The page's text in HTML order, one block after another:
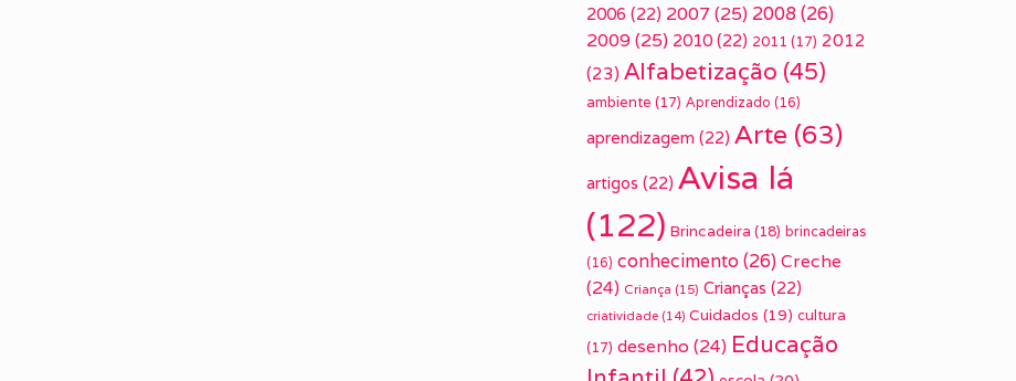
2006 (22) 2007 (25) 2008(26)
2009(25) 2010 (22) 2011 (17) 2012
(23) Alfabetização (45)
ambiente (17) Aprendizado (16)
aprendizagem (22) Arte (63)
artigos (22) Avisa lá
(122) Brincadeira (18) brincadeiras
(16) conhecimento(26) Creche
(24) Criança (15) Crianças (22)
criatividade (14) Cuidados (19) cultura
(17) desenho (24) Educação